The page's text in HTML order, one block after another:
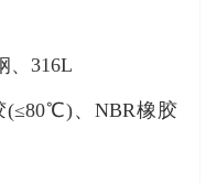
316L
、NBR橡胶